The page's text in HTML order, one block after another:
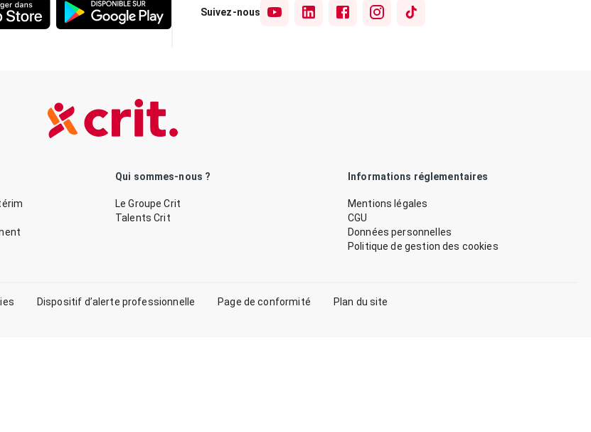
Suivez-nous
Qui sommes-nous ?
Le Groupe Crit
Talents Crit
Informations réglementaires
Mentions légales
CGU
Données personnelles
Politique de gestion des cookies
Dispositif d’alerte professionnelle Page de conformité Plan du site